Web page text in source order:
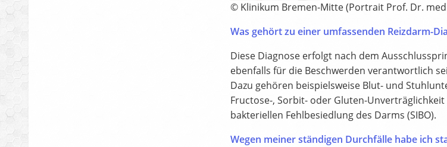
© Klinikum Bremen-Mitte (Portrait Prof. Dr.
Was gehört zu einer umfassenden Reizdarm-
Diese Diagnose erfolgt nach dem
ebenfalls für die Beschwerden verantwortlich
Dazu gehören beispielsweise Blut- und
Fructose-, Sorbit- oder Gluten-
bakteriellen Fehlbesiedlung des Darms (SIBO).
Wegen meiner ständigen Durchfälle habe ich